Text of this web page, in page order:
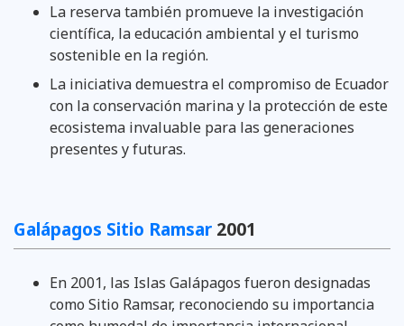
La reserva también promueve la investigación
científica, la educación ambiental y el turismo
sostenible en la región.
La iniciativa demuestra el compromiso de Ecuador
con la conservación marina y la protección de este
ecosistema invaluable para las generaciones
presentes y futuras.
Galápagos Sitio Ramsar 2001
En 2001, las Islas Galápagos fueron designadas
como Sitio Ramsar, reconociendo su importancia